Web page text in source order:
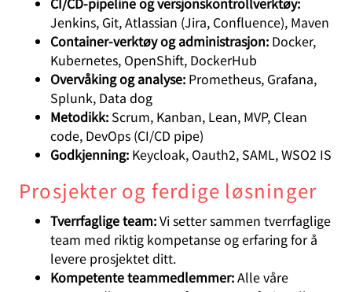
Jenkins, Git, Atlassian (Jira, Confluence), Maven
Container-verktøy og administrasjon: Docker,
Kubernetes, OpenShift, DockerHub
Overvåking og analyse: Prometheus, Grafana,
Splunk, Data dog
Metodikk: Scrum, Kanban, Lean, MVP, Clean
code, DevOps (CI/CD pipe)
Godkjenning: Keycloak, Oauth2, SAML, WSO2 IS
Prosjekter og ferdige løsninger
Tverrfaglige team:Vi setter sammen tverrfaglige
team med riktig kompetanse og erfaring for å
levere prosjektet ditt.
Kompetente teammedlemmer:Alle våre